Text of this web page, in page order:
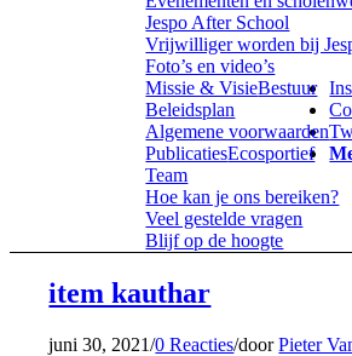
Jespo After School
Vrijwilliger worden bij
Foto’s en video’s
Missie & VisieBestuur
Beleidsplan
Algemene voorwaarden
PublicatiesEcosportief
Team
Hoe kan je ons bereiken?
Veel gestelde vragen
Blijf op de hoogte
item kauthar
juni 30, 2021/0 Reacties/doorPieter